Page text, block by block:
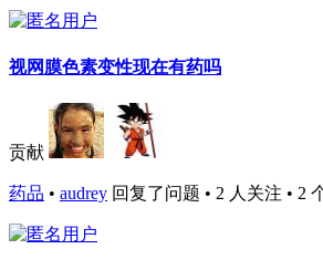
视网膜色素变性现在有药吗
贡献
药品 • audrey 回复了问题 • 2 人关注 • 2